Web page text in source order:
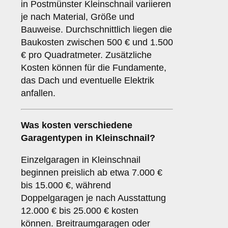
in Postmünster Kleinschnail variieren
je nach Material, Größe und
Bauweise. Durchschnittlich liegen die
Baukosten zwischen 500 € und 1.500
€ pro Quadratmeter. Zusätzliche
Kosten können für die Fundamente,
das Dach und eventuelle Elektrik
anfallen.
Was kosten verschiedene
Garagentypen in Kleinschnail?
Einzelgaragen in Kleinschnail
beginnen preislich ab etwa 7.000 €
bis 15.000 €, während
Doppelgaragen je nach Ausstattung
12.000 € bis 25.000 € kosten
können. Breitraumgaragen oder